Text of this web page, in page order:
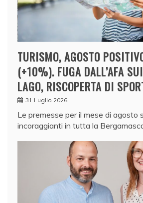
TURISMO, AGOSTO
(+10%). FUGA DALL’AFA
LAGO, RISCOPERTA DI
31 Luglio 2026
Le premesse per il mese di agosto
incoraggianti in tutta la